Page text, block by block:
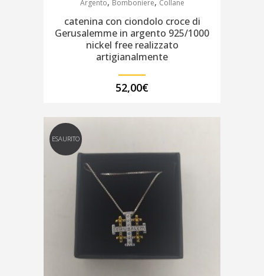
Argento Bomboniere Collane
catenina con ciondolo croce di
Gerusalemme in argento 925/1000
nickel free realizzato
artigianalmente
52,00€
ESAURITO